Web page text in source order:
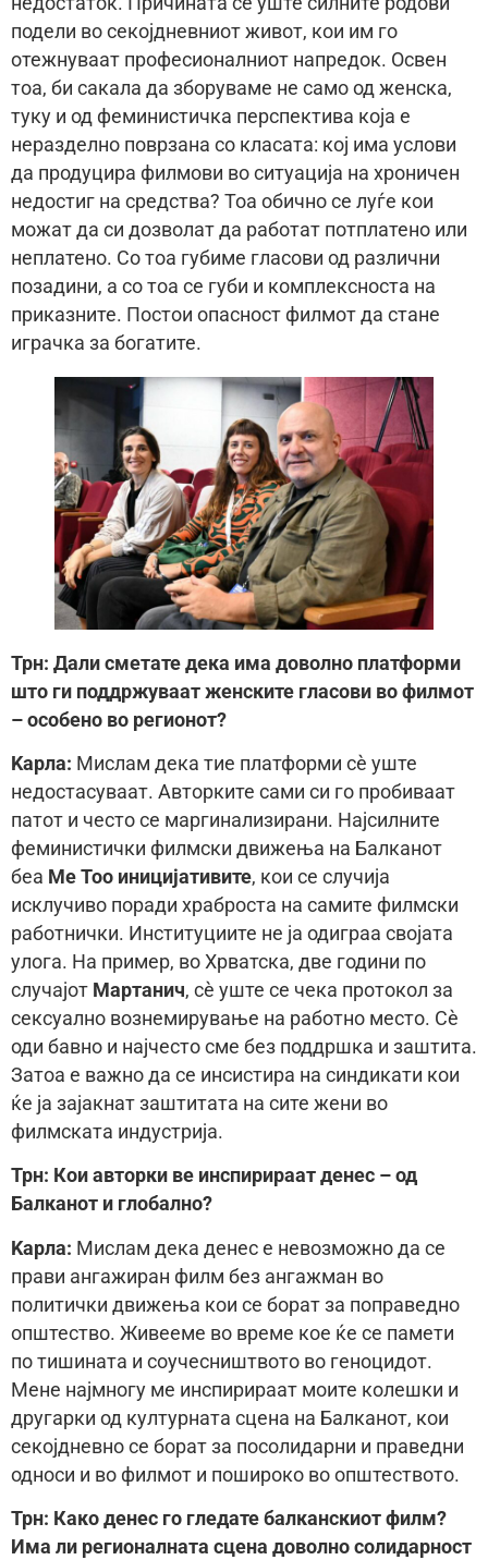
подели во секојдневниот живот, кои им го
отежнуваат професионалниот напредок. Освен
тоа, би сакала да зборуваме не само од женска,
туку и од феминистичка перспектива која е
неразделно поврзана со класата: кој има услови
да продуцира филмови во ситуација на хроничен
недостиг на средства? Тоа обично се луѓе кои
можат да си дозволат да работат потплатено или
неплатено. Со тоа губиме гласови од различни
позадини, а со тоа се губи и комплексноста на
приказните. Постои опасност филмот да стане
играчка за богатите.
Трн: Дали сметате дека има доволно платформи
што ги поддржуваат женските гласови во филмот
– особено во регионот?
Kaрла: Мислам дека тие платформи сè уште
недостасуваат. Авторките сами си го пробиваат
патот и често се маргинализирани. Најсилните
феминистички филмски движења на Балканот
беа Me Too иницијативите, кои се случија
исклучиво поради храброста на самите филмски
работнички. Институциите не ја одиграа својата
улога. На пример, во Хрватска, две години по
случајот Мартанич, сè уште се чека протокол за
сексуално вознемирување на работно место. Сè
оди бавно и најчесто сме без поддршка и заштита.
Затоа е важно да се инсистира на синдикати кои
ќе ја зајакнат заштитата на сите жени во
филмската индустрија.
Трн: Кои авторки ве инспирираат денес – од
Балканот и глобално?
Kaрла: Мислам дека денес е невозможно да се
прави ангажиран филм без ангажман во
политички движења кои се борат за поправедно
општество. Живееме во време кое ќе се памети
по тишината и соучесништвото во геноцидот.
Мене најмногу ме инспирираат моите колешки и
другарки од културната сцена на Балканот, кои
секојдневно се борат за посолидарни и праведни
односи и во филмот и пошироко во општеството.
Трн: Како денес го гледате балканскиот филм?
Има ли регионалната сцена доволно солидарност